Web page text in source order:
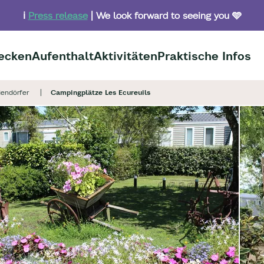
ℹ️ Press release| We look forward to seeing you 🩵
AufenthaltAktivitätenPraktische Infos
Campingplätze Les Ecureuils